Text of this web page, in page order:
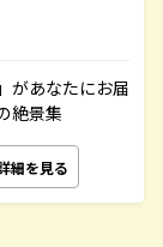
があなたにお届
絶景集
細を見る